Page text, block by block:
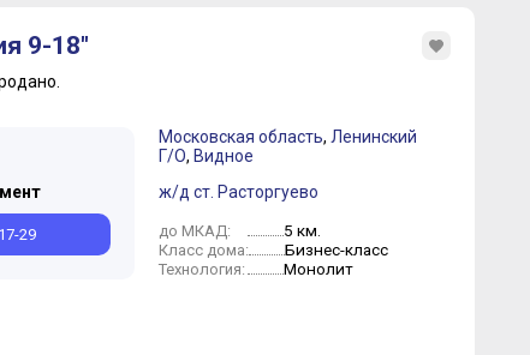
Июль Июнь Март
9-18"
29
Московская область, Ленинский
Г/О, Видное
ж/д ст. Расторгуево
до МКАД: 5 км.
Класс дома: Бизнес-класс
Технология: Монолит